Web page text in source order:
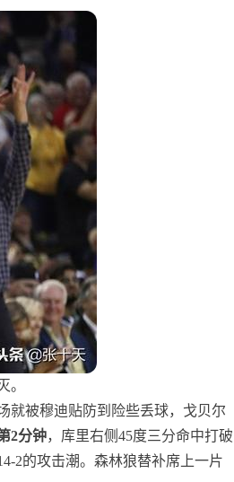
。
就被穆迪贴防到险些丢球，戈贝尔
2分钟，库里右侧45度三分命中打破
2的攻击潮。森林狼替补席上一片